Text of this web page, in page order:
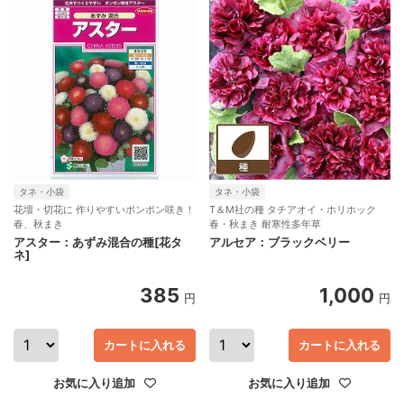
タネ・小袋
花壇・切花に 作りやすいポンポン咲き！
春、秋まき
アスター：あずみ混合の種[花タ
ネ]
385 円
お気に入り追加
カートに入れる
タネ・小袋
T＆M社の種 タチアオイ・ホリホック
春・秋まき 耐寒性多年草
アルセア：ブラックベリー
1,000 円
お気に入り追加
カートに入れる